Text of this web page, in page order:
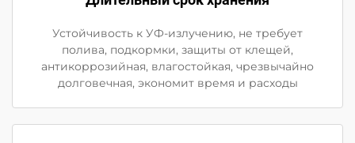
Устойчивость к УФ-излучению, не требует
полива, подкормки, защиты от клещей,
антикоррозийная, влагостойкая, чрезвычайно
долговечная, экономит время и расходы